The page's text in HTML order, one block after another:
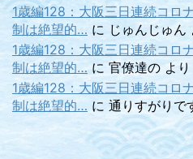
1歳編128：大阪三日連続コロ
制は絶望的… に じゅんじゅん
1歳編128：大阪三日連続コロ
制は絶望的…に 官僚達の より
1歳編128：大阪三日連続コロ
制は絶望的… に 通りすがりで